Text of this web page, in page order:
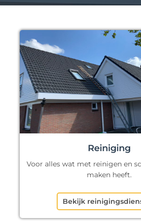
Reiniging
Voor alles wat met reinigen en
maken heeft.
Bekijk